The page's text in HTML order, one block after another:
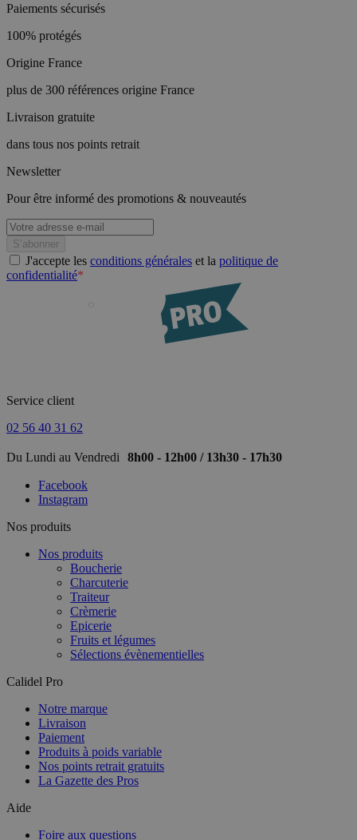
Paiements sécurisés
100% protégés
Origine France
plus de 300 références origine France
Livraison gratuite
dans tous nos points retrait
Newsletter
Pour être informé des promotions & nouveautés
J'accepte les conditions générales et la politique de
confidentialité*
Service client
02 56 40 31 62
Du Lundi au Vendredi 8h00 - 12h00 / 13h30 - 17h30
Facebook
Instagram
Nos produits
Nos produits
Boucherie
Charcuterie
Traiteur
Crèmerie
Epicerie
Fruits et légumes
Sélections évènementielles
Calidel Pro
Notre marque
Livraison
Paiement
Produits à poids variable
Nos points retrait gratuits
La Gazette des Pros
Aide
Foire aux questions